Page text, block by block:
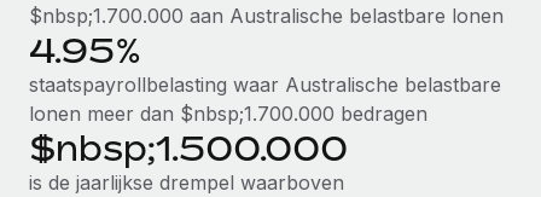
$nbsp;1.700.000 aan Australische belastbare lonen
4.95%
staatspayrollbelasting waar Australische belastbare
lonen meer dan $nbsp;1.700.000 bedragen
$nbsp;1.500.000
is de jaarlijkse drempel waarboven